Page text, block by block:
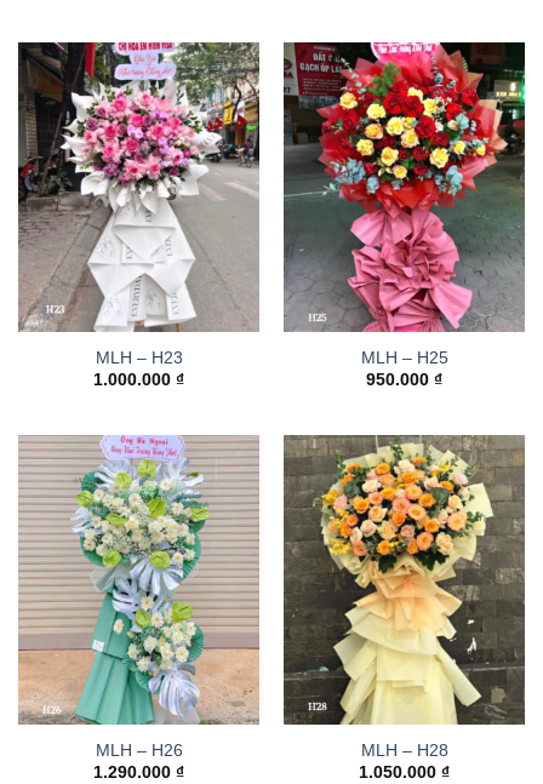
MLH – H23
1.000.000 ₫
MLH – H25
950.000 ₫
MLH – H26
1.290.000 ₫
MLH – H28
1.050.000 ₫